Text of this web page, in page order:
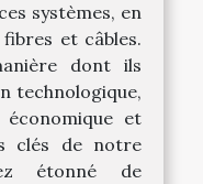
systèmes, en
et câbles.
dont ils
technologique,
et
clés de notre
étonné de